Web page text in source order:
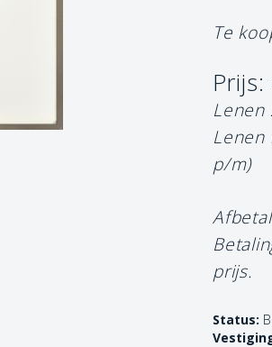
Te
Lenen
p/m)
prijs.
Status: